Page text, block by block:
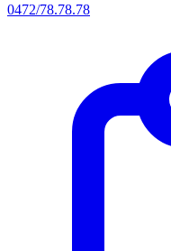
0472/78.78.78